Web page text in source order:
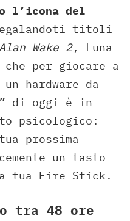
l’icona del
titoli
Wake 2, Luna
che per giocare a
hardware da
di oggi è in
psicologico:
prossima
un tasto
tua Fire Stick.
48 ore